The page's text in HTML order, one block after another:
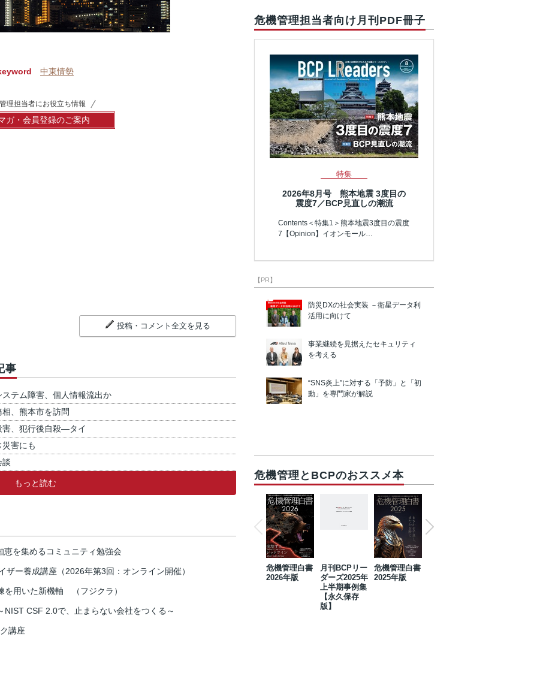
中東情勢
理担当者にお役立ち情報
ガ・会員登録のご案内
投稿・コメント全文を見る
事
テム障害、個人情報流出か
、熊本市を訪問
害、犯行後自殺―タイ
害にも
談
もっと読む
恵を集めるコミュニティ勉強会
ー養成講座（2026年第3回：オンライン開催）
を用いた新機軸 （フジクラ）
CSF 2.0で、止まらない会社をつくる～
講座
危機管理担当者向け月刊PDF冊子
特集
2026年8月号 熊本地震 3度目の
震度7／BCP見直しの潮流
Contents＜特集1＞熊本地震3度目の震度
7【Opinion】イオンモール…
【PR】
防災DXの社会実装 －衛星データ利
活用に向けて
事業継続を見据えたセキュリティ
を考える
“SNS炎上”に対する「予防」と「初
動」を専門家が解説
危機管理とBCPのおススメ本
危機管理白書
2026年版
月刊BCPリー
ダーズ2025年
上半期事例集
【永久保存
版】
危機管理白書
2025年版